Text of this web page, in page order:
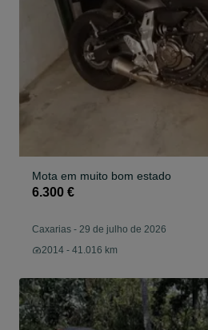
Mota em muito bom estado
6.300 €
Caxarias - 29 de julho de 2026
2014 - 41.016 km